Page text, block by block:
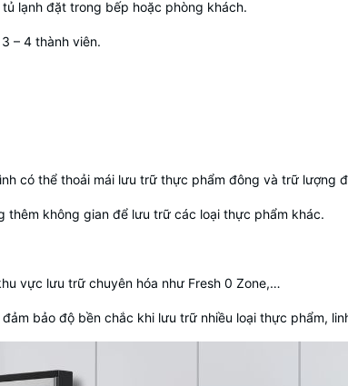
lạnh đặt trong bếp hoặc phòng khách.
– 4 thành viên.
có thể thoải mái lưu trữ thực phẩm đông và trữ lượng
thêm không gian để lưu trữ các loại thực phẩm khác.
vực lưu trữ chuyên hóa như Fresh 0 Zone,…
bảo độ bền chắc khi lưu trữ nhiều loại thực phẩm,